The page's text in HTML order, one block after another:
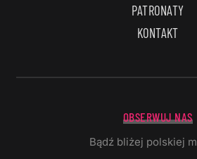
PATRONATY
KONTAKT
OBSERWUJ NAS
Bądź bliżej polskiej